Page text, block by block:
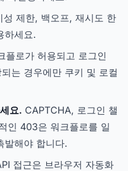
성 제한, 백오프, 재시도 한
하세요.
플로가 허용되고 로그인
는 경우에만 쿠키 및 로컬
요. CAPTCHA, 로그인 챌
인 403은 워크플로를 일
발해야 합니다.
접근은 브라우저 자동화